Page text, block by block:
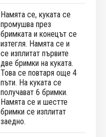
Намята се, куката се
промушва през
бримката и конецът се
изтегля. Намята се и
се изплитат първите
две бримки на куката.
Това се повтаря още 4
пъти. На куката се
получават 6 бримки.
Намята се и шестте
бримки се изплитат
заедно.